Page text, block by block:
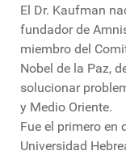
El Dr. Kaufman
fundador de
miembro del
Nobel de la Paz,
solucionar
y Medio Oriente.
Fue el primero en
Universidad